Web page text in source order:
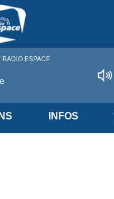
INFOS
ESPACE